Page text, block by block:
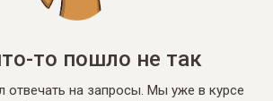
то пошло не так
отвечать на запросы. Мы уже в курсе